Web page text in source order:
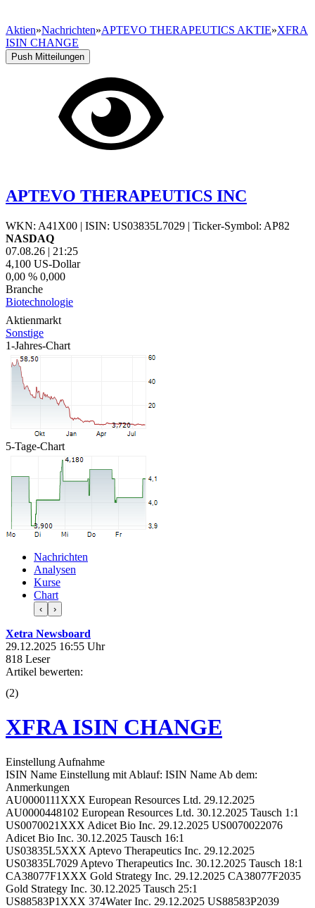
Aktien»Nachrichten»APTEVO THERAPEUTICS AKTIE»XFRA
ISIN CHANGE
Push Mitteilungen
APTEVO THERAPEUTICS INC
WKN: A41X00 | ISIN: US03835L7029 | Ticker-Symbol: AP82
NASDAQ
07.08.26 | 21:25
4,100 US-Dollar
0,00 % 0,000
Branche
Biotechnologie
Aktienmarkt
Sonstige
1-Jahres-Chart
5-Tage-Chart
Nachrichten
Analysen
Kurse
Chart
‹ ›
Xetra Newsboard
29.12.2025 16:55 Uhr
818 Leser
Artikel bewerten:
(2)
XFRA ISIN CHANGE
Einstellung Aufnahme
ISIN Name Einstellung mit Ablauf: ISIN Name Ab dem:
Anmerkungen
AU0000111XXX European Resources Ltd. 29.12.2025
AU0000448102 European Resources Ltd. 30.12.2025 Tausch 1:1
US0070021XXX Adicet Bio Inc. 29.12.2025 US0070022076
Adicet Bio Inc. 30.12.2025 Tausch 16:1
US03835L5XXX Aptevo Therapeutics Inc. 29.12.2025
US03835L7029 Aptevo Therapeutics Inc. 30.12.2025 Tausch 18:1
CA38077F1XXX Gold Strategy Inc. 29.12.2025 CA38077F2035
Gold Strategy Inc. 30.12.2025 Tausch 25:1
US88583P1XXX 374Water Inc. 29.12.2025 US88583P2039